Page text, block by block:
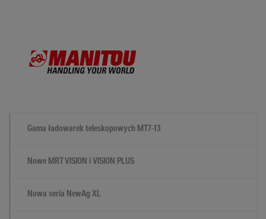
Gama ładowarek teleskopowych MT7-13
Nowe MRT VISION i VISION PLUS
Nowa seria NewAg XL